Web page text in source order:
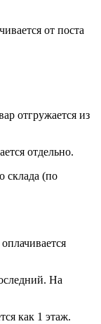
от поста
отгружается из
отдельно.
склада (по
На
как 1 этаж.